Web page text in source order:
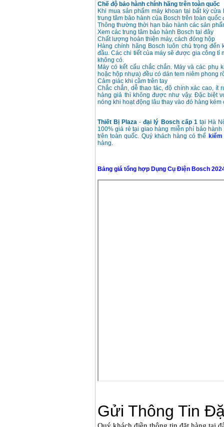
Chế độ bảo hành chính hãng trên toàn quốc
Khi mua sản phẩm máy khoan tại bất kỳ
trung tâm bảo hành của Bosch trên toàn
Thông thường thời hạn bảo hành các sản
Xem các trung tâm bảo hành Bosch tại đây
Chất lượng hoàn thiện máy, cách đóng hộp
Hàng chính hãng Bosch luôn chú trọng
đầu. Các chi tiết của máy sẽ được gia công
không có.
Máy có kết cấu chắc chắn. Máy và các
hoặc hộp nhựa) đều có dán tem niêm phong
Cảm giác khi cầm trên tay
Chắc chắn, dễ thao tác, độ chính xác cao, ít
hàng giả thì không được như vậy. Đặc biệt
nóng khi hoạt động lâu thay vào đó hàng
Thiết Bị Plaza-đại lý Bosch cấp 1tại Hà
100% giá rẻ tại giao hàng miễn phí bảo
trên toàn quốc. Quý khách hàng có thể
hàng.
Bảng giá tổng hợp Dụng Cụ Điện Bosch